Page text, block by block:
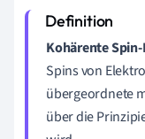
Kohärente
Spins von
übergeordnete
über die